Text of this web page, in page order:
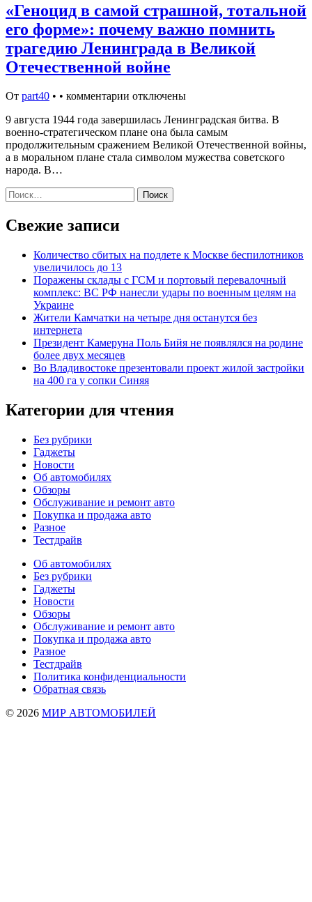
«Геноцид в самой страшной, тотальной
его форме»: почему важно помнить
трагедию Ленинграда в Великой
Отечественной войне
От part40 • • комментарии отключены
9 августа 1944 года завершилась Ленинградская битва. В
военно-стратегическом плане она была самым
продолжительным сражением Великой Отечественной войны,
а в моральном плане стала символом мужества советского
народа. В…
Найти:
Свежие записи
Количество сбитых на подлете к Москве беспилотников
увеличилось до 13
Поражены склады с ГСМ и портовый перевалочный
комплекс: ВС РФ нанесли удары по военным целям на
Украине
Жители Камчатки на четыре дня останутся без
интернета
Президент Камеруна Поль Бийя не появлялся на родине
более двух месяцев
Во Владивостоке презентовали проект жилой застройки
на 400 га у сопки Синяя
Категории для чтения
Без рубрики
Гаджеты
Новости
Об автомобилях
Обзоры
Обслуживание и ремонт авто
Покупка и продажа авто
Разное
Тестдрайв
Об автомобилях
Без рубрики
Гаджеты
Новости
Обзоры
Обслуживание и ремонт авто
Покупка и продажа авто
Разное
Тестдрайв
Политика конфиденциальности
Обратная связь
© 2026 МИР АВТОМОБИЛЕЙ